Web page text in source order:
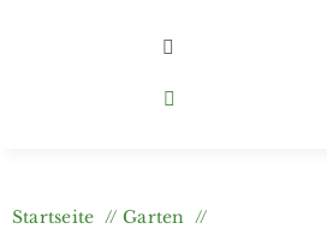
Toggle
Home
Startseite
Garten